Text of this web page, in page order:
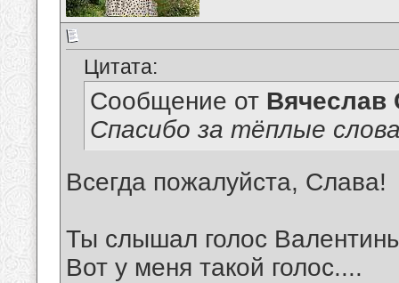
Цитата:
Сообщение от Вячеслав
Спасибо за тёплые
Всегда пожалуйста, Слава!
Ты слышал голос
Вот у меня такой голос....